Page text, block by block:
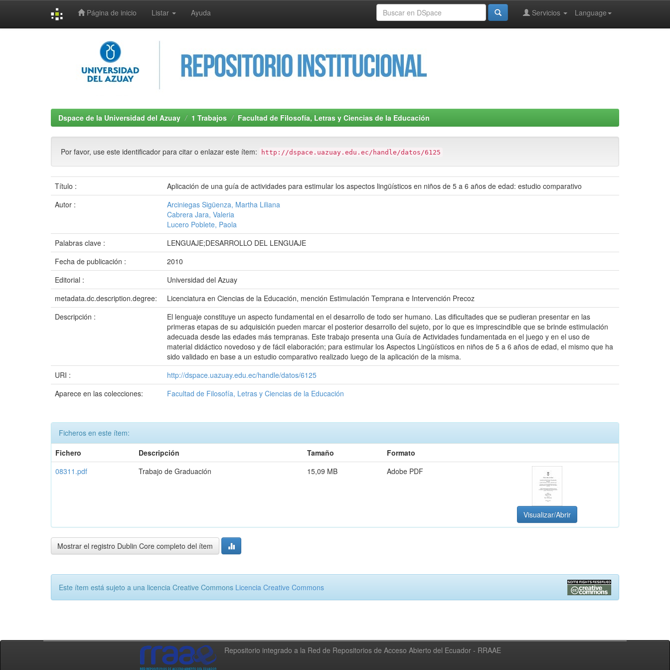
Página de inicio Listar Ayuda Language
Servicios
Dspace de la Universidad del Azuay 1 Trabajos Facultad de Filosofía, Letras y Ciencias de la Educación
Por favor, use este identificador para citar o enlazar este ítem: http://dspace.uazuay.edu.ec/handle/datos/6125
Título :
Aplicación de una guía de actividades para estimular los aspectos lingüísticos en niños de 5 a 6 años de edad: estudio comparativo
Autor :
Arciniegas Sigüenza, Martha Liliana
Cabrera Jara, Valeria
Lucero Poblete, Paola
Palabras clave :
LENGUAJE;DESARROLLO DEL LENGUAJE
Fecha de publicación :
2010
Editorial :
Universidad del Azuay
metadata.dc.description.degree:
Licenciatura en Ciencias de la Educación, mención Estimulación Temprana e Intervención Precoz
Descripción :
El lenguaje constituye un aspecto fundamental en el desarrollo de todo ser humano. Las dificultades que se pudieran presentar en las
primeras etapas de su adquisición pueden marcar el posterior desarrollo del sujeto, por lo que es imprescindible que se brinde estimulación
adecuada desde las edades más tempranas. Este trabajo presenta una Guía de Actividades fundamentada en el juego y en el uso de
material didáctico novedoso y de fácil elaboración; para estimular los Aspectos Lingüísticos en niños de 5 a 6 años de edad, el mismo que ha
sido validado en base a un estudio comparativo realizado luego de la aplicación de la misma.
URI :
http://dspace.uazuay.edu.ec/handle/datos/6125
Aparece en las colecciones:
Facultad de Filosofía, Letras y Ciencias de la Educación
Ficheros en este ítem:
Fichero
Descripción Tamaño
Formato
08311.pdf
Trabajo de Graduación 15,09 MB Adobe PDF
Visualizar/Abrir
Mostrar el registro Dublin Core completo del ítem
Este ítem está sujeto a una licencia Creative Commons Licencia Creative Commons
Repositorio integrado a la Red de Repositorios de Acceso Abierto del Ecuador - RRAAE